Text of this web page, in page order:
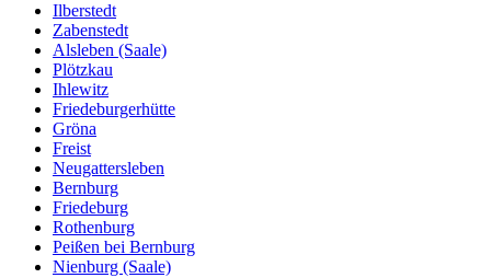
Ilberstedt
Zabenstedt
Alsleben (Saale)
Plötzkau
Ihlewitz
Friedeburgerhütte
Gröna
Freist
Neugattersleben
Bernburg
Friedeburg
Rothenburg
Peißen bei Bernburg
Nienburg (Saale)